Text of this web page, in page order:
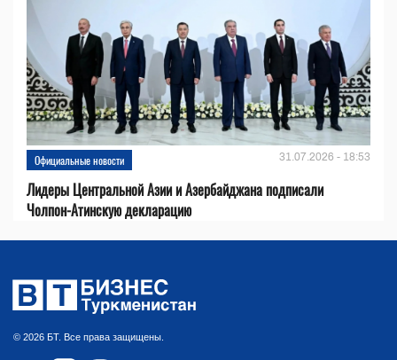
Официальные новости 31.07.2026 - 18:53
Лидеры Центральной Азии и Азербайджана подписали
Чолпон-Атинскую декларацию
© 2026 БТ. Все права защищены.